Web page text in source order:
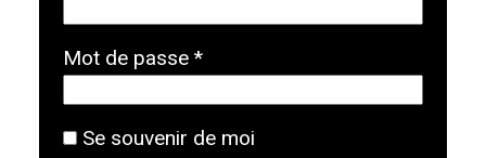
i
g
Mot de passe *O
Se souvenir de moi